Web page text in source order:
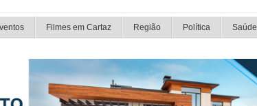
Filmes em Cartaz Região Política Saúde